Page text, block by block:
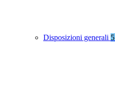
Disposizioni generali